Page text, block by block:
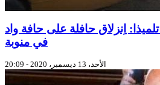
على متنها أكثر من 30 تلميذا: اِنزلاق حافلة على حافة واد
في منوبة
الأحد، 13 ديسمبر، 2020 - 20:09